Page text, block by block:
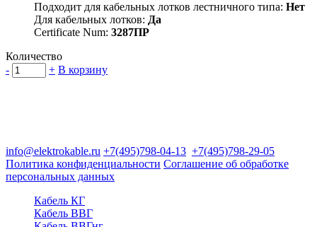
Подходит для кабельных лотков лестничного типа: Нет
Для кабельных лотков: Да
Certificate Num: 3287ПР
Количество
-
+ В корзину
info@elektrokable.ru +7(495)798-04-13 +7(495)798-29-05
Политика конфиденциальности Соглашение об обработке
персональных данных
Кабель КГ
Кабель ВВГ